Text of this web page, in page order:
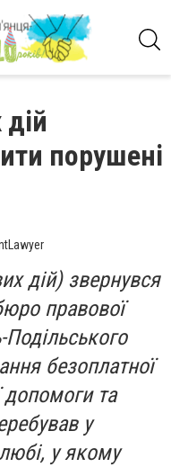
порушені
дій) звернувся
правової
безоплатної
допомоги та
у
у якому